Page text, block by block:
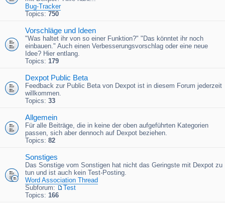
Bug-Tracker
Topics: 750
Vorschläge und Ideen
"Was haltet ihr von so einer Funktion?" "Das könntet ihr noch
einbauen." Auch einen Verbesserungsvorschlag oder eine neue
Idee? Hier entlang.
Topics: 179
Dexpot Public Beta
Feedback zur Public Beta von Dexpot ist in diesem Forum jederzeit
willkommen.
Topics: 33
Allgemein
Für alle Beiträge, die in keine der oben aufgeführten Kategorien
passen, sich aber dennoch auf Dexpot beziehen.
Topics: 82
Sonstiges
Das Sonstige vom Sonstigen hat nicht das Geringste mit Dexpot zu
tun und ist auch kein Test-Posting.
Word Association Thread
Subforum:
Test
Topics: 166